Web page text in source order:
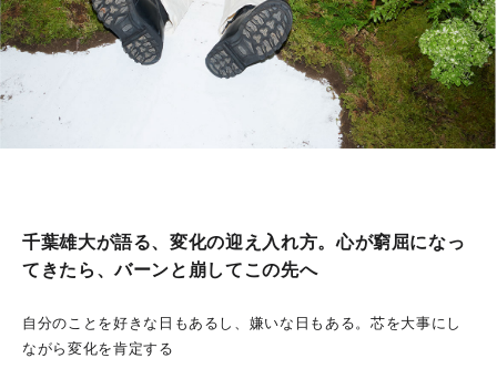
千葉雄大が語る、変化の迎え入れ方。心が窮屈になっ
てきたら、バーンと崩してこの先へ
自分のことを好きな日もあるし、嫌いな日もある。芯を大事にし
ながら変化を肯定する